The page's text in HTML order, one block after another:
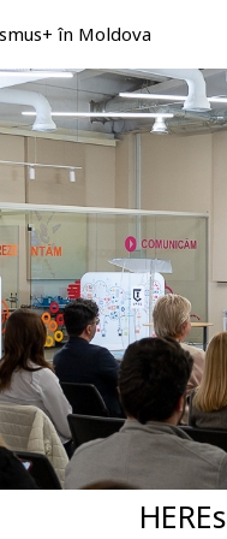
în Moldova
HEREs